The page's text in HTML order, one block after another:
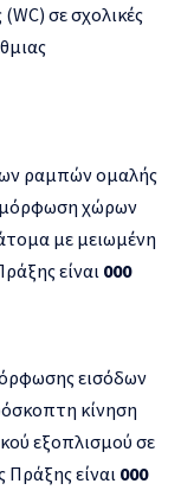
σε σχολικές
ραμπών ομαλής
χώρων
με μειωμένη
είναι 000
εισόδων
κίνηση
εξοπλισμού σε
είναι 000